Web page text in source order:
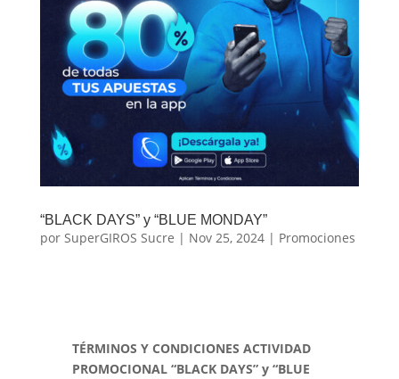
“BLACK DAYS” y “BLUE MONDAY”
por SuperGIROS Sucre | Nov 25, 2024| Promociones
TÉRMINOS Y CONDICIONES ACTIVIDAD
PROMOCIONAL “BLACK DAYS” y “BLUE